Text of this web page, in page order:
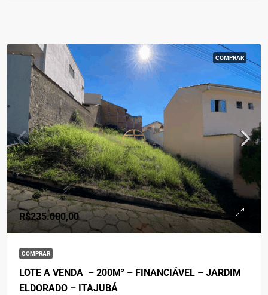
COMPRAR
R$235.000,00
COMPRAR
LOTE A VENDA – 200M² – FINANCIÁVEL – JARDIM
ELDORADO – ITAJUBÁ